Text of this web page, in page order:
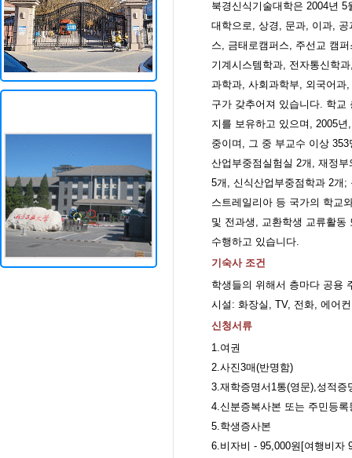
북경신식기술대학은 2004년
대학으로, 상경, 문과, 이과,
스, 금태로캠퍼스, 주선교 캠
기계시스템학과, 전자통신학
과학과, 사회과학부, 외국어과
구가 갖추어져 있습니다. 학교
지를 보유하고 있으며, 2005
중이며, 그 중 부교수 이상
산업부중점실험실 2개, 재정
5개, 신식산업부중점학과 2개
스트레일리아 등 국가의 학교
및 전과생, 교환학생 교류활동
수행하고 있습니다.
기숙사 조건
학생들의 위해서 층마다 공용
시설 : 화장실 , TV, 전화, 에어컨
신청서류
1. 여권
2. 사진3매(반명함)
3. 재학증명서 1 통(영문), 성적증
4. 신분증복사본 또는 주민등록
5. 학생증사본
6. 비자비 - 95,000원 [여행비자